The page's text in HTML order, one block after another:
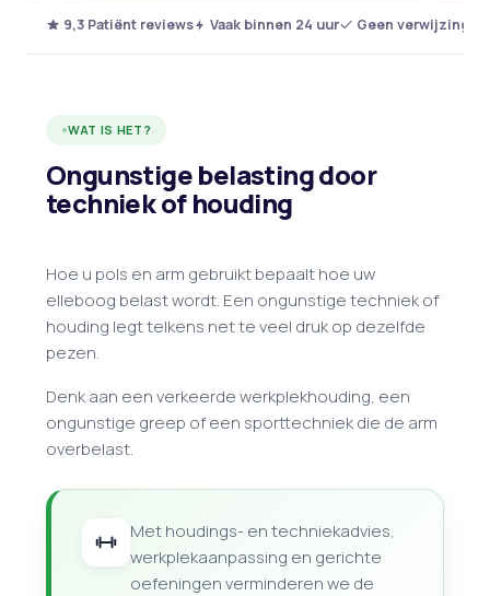
9,3 Patiënt reviews Vaak binnen 24 uur Geen verwijzing
WAT IS HET?
Ongunstige belasting door
techniek of houding
Hoe u pols en arm gebruikt bepaalt hoe uw
elleboog belast wordt. Een ongunstige techniek of
houding legt telkens net te veel druk op dezelfde
pezen.
Denk aan een verkeerde werkplekhouding, een
ongunstige greep of een sporttechniek die de arm
overbelast.
Met houdings- en techniekadvies,
werkplekaanpassing en gerichte
oefeningen verminderen we de